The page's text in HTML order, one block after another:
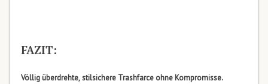
FAZIT:
Völlig überdrehte, stilsichere Trashfarce ohne Kompromisse.